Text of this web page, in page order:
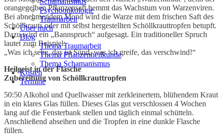
Psychoonkologie
Traumarbeit
Über mich
Blog
Thema Traumarbeit
Thema Pflanzenheilkunde
Thema Schamanismus
Kosten
Termine
orangegelben Pflanzensaft hemmt das Wachstum von Warzenviren.
Bei abnehmendem Mond wird die Warze mit dem frischen Saft des
Schöllkrauts oder mit selbst hergestellten Schöllkrauttropfen betupft.
Dazu wird ein „Bannspruch“ aufgesagt. Ein traditioneller Spruch
lautet zum Beispiel:
„Was ich sehe, das ist Sünd, was ich greife, das verschwind!“
Heilgeist in der Flasche
Zubereitung von Schöllkrauttropfen
50:50 Alkohol und Quellwasser mit zerkleinertem, blühendem Kraut
in ein klares Glas füllen. Dieses Glas gut verschlossen 4 Wochen
lang auf die Fensterbank stellen und täglich einmal schütteln.
Anschließend abseihen und die Tropfen in eine dunkle Flasche
füllen.